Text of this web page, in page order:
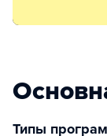
Типы